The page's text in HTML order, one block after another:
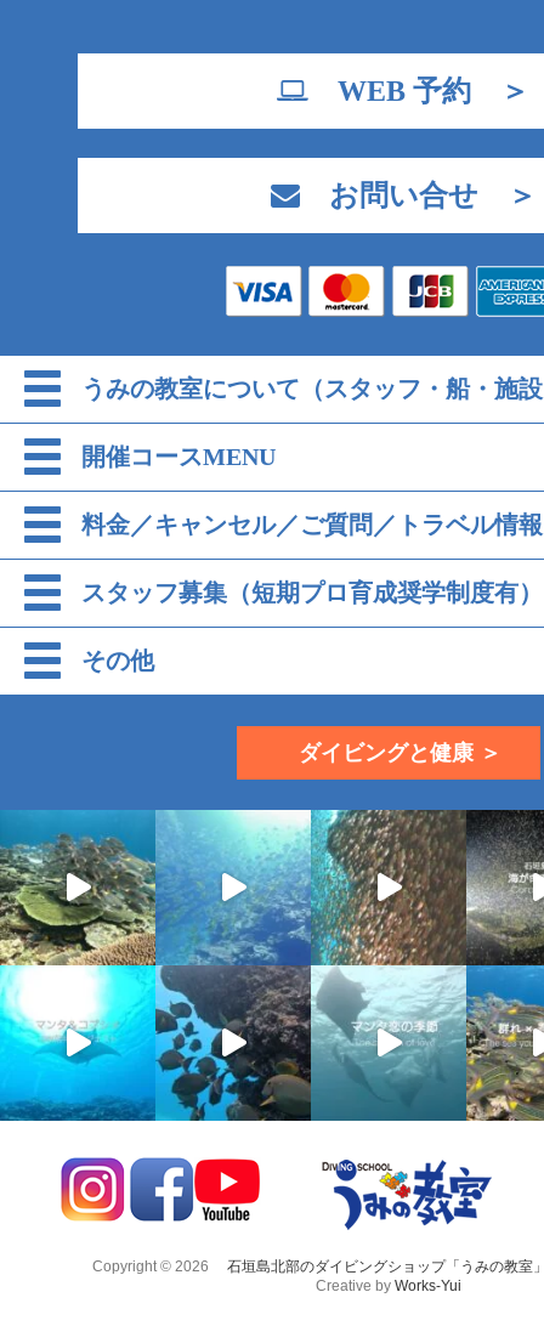
WEB 予約 ＞
お問い合せ ＞
うみの教室について（スタッフ・船・施
開催コースMENU
料金／キャンセル／ご質問／トラベル情報
スタッフ募集（短期プロ育成奨学制度有）
その他
ダイビングと健康 ＞
Copyright © 2026
石垣島北部のダイビングショップ「うみの教室
Creative by Works-Yui